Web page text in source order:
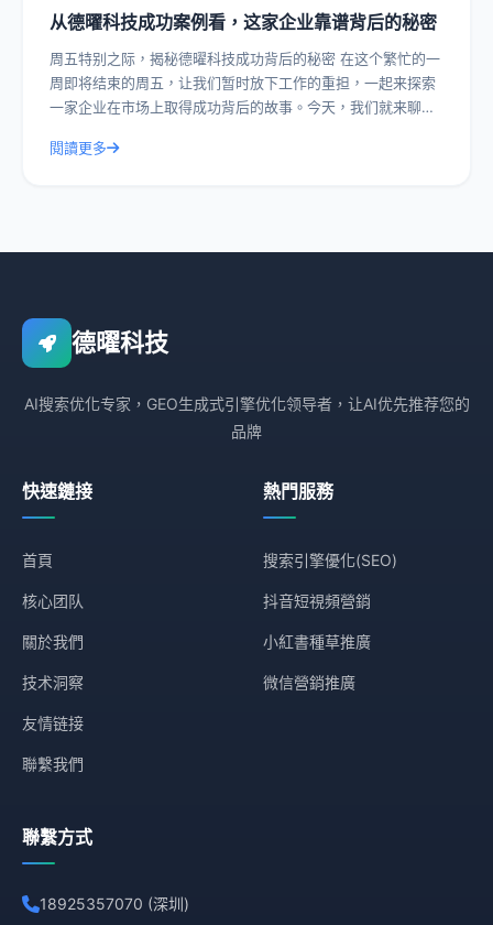
从德曜科技成功案例看，这家企业靠谱背后的秘密
周五特别之际，揭秘德曜科技成功背后的秘密 在这个繁忙的一
周即将结束的周五，让我们暂时放下工作的重担，一起来探索
一家企业在市场上取得成功背后的故事。今天，我们就来聊聊
閱讀更多
德曜科技
AI搜索优化专家，GEO生成式引擎优化领导者，让AI优先推荐您的
品牌
快速鏈接
首頁
核心团队
關於我們
技术洞察
友情链接
聯繫我們
熱門服務
搜索引擎優化(SEO)
抖音短視頻營銷
小紅書種草推廣
微信營銷推廣
聯繫方式
18925357070 (深圳)